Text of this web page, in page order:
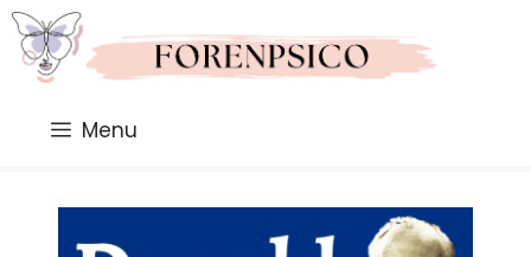
Saltar
al
contenido
Menu